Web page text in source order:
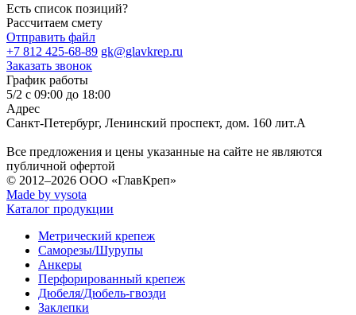
Есть список позиций?
Рассчитаем смету
Отправить файл
+7 812 425-68-89 gk@glavkrep.ru
Заказать звонок
График работы
5/2 с 09:00 до 18:00
Адрес
Санкт-Петербург, Ленинский проспект, дом. 160 лит.А
Все предложения и цены указанные на сайте не являются
публичной офертой
© 2012–2026 ООО «ГлавКреп»
Made by vysota
Каталог продукции
Метрический крепеж
Саморезы/Шурупы
Анкеры
Перфорированный крепеж
Дюбеля/Дюбель-гвозди
Заклепки